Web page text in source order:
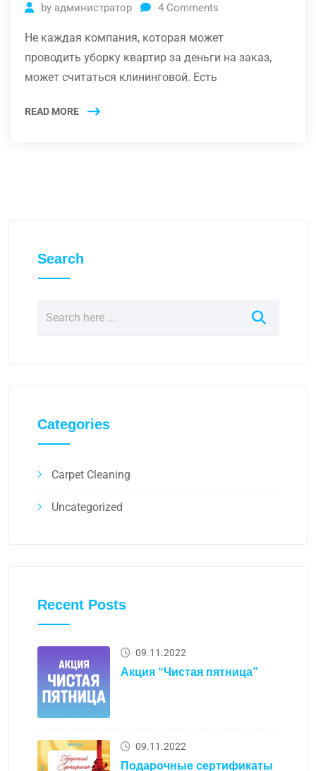
by администратор 4 Comments
Не каждая компания, которая может
проводить уборку квартир за деньги на заказ,
может считаться клининговой. Есть
READ MORE
Search
Categories
Carpet Cleaning
Uncategorized
Recent Posts
09.11.2022
Акция “Чистая пятница”
09.11.2022
Подарочные сертификаты